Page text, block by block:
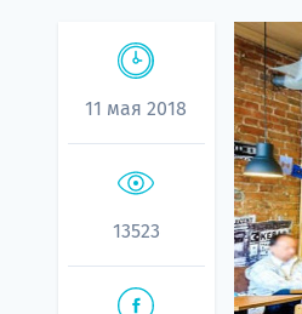
11 мая 2018
13523